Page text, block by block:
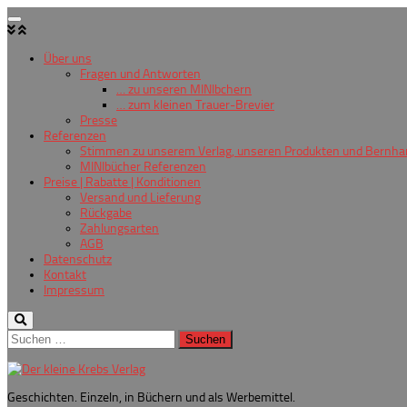
Zum
Inhalt
Über uns
Fragen und Antworten
… zu unseren MINIbchern
… zum kleinen Trauer-Brevier
Presse
Referenzen
Stimmen zu unserem Verlag, unseren Produkten und
MINIbücher Referenzen
Preise | Rabatte | Konditionen
Versand und Lieferung
Rückgabe
Zahlungsarten
AGB
Datenschutz
Kontakt
Impressum
Suchen
nach:
Geschichten. Einzeln, in Büchern und als Werbemittel.